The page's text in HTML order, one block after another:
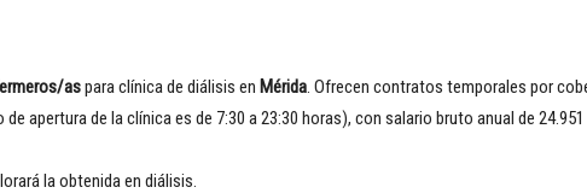
aspara clínica de diálisis en Mérida . Ofrecen contratos temporales por
apertura de la clínica es de 7:30 a 23:30 horas), con salario bruto anual de
la obtenida en diálisis.